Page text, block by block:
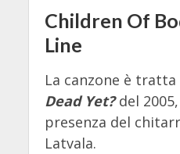
Children Of
Line
La canzone è tratta
Dead Yet?del
presenza del
Latvala.